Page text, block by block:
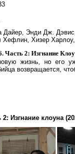
Дайер, Энди Дж.
Хизер
2: Изгнание
жизнь, но его
возвращается,
Изгнание клоуна